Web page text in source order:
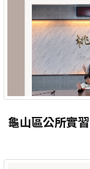
龜山區公所實